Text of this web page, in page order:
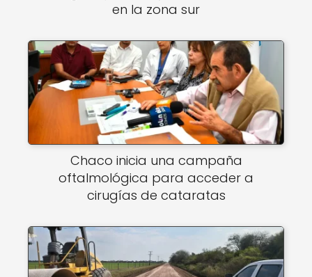
en la zona sur
Chaco inicia una campaña
oftalmológica para acceder a
cirugías de cataratas